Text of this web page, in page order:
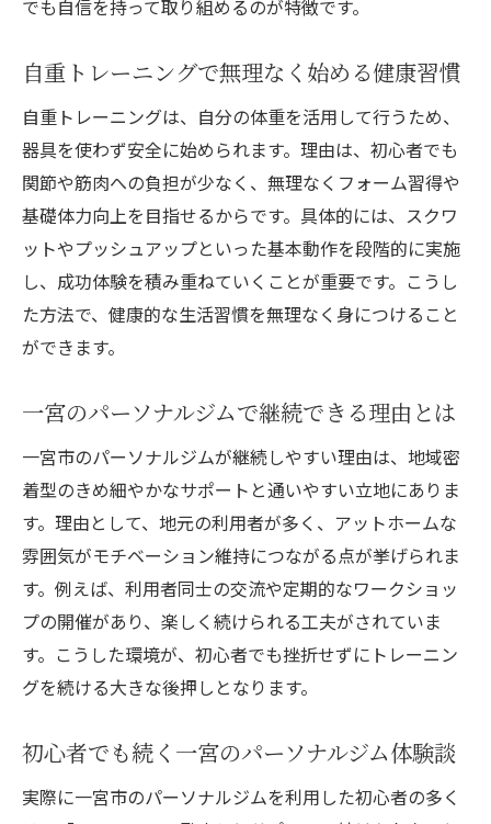
一宮市で手軽に通えるパーソナルジムの選
自分に合ったパーソナルジムプランの見つ
け方
自重トレーニング初心者でも安心な利用の
流れ
一宮のパーソナルジムで続けるコツを伝授
忙しい人でも始めやすいジム活用ポイント
都度払いも選べる自重トレーニングの魅力
パーソナルジムの都度払いなら気軽に始め
自重トレーニングの柔軟な支払い方法を紹
都度払いで安心して通えるパーソナルジム
の特徴
一宮で選べるパーソナルジムのメリットを
解説
都度払いジムが初めての方におすすめな理
由
自重トレーニングを無理なく続ける支払い
継続しやすいジム選びのポイントを解説
パーソナルジム選びで継続を重視するコツ
でも自信を持って取り組めるのが特徴です。
自重トレーニングで無理なく始める健康習慣
自重トレーニングは、自分の体重を活用して行うため、
器具を使わず安全に始められます。理由は、初心者でも
関節や筋肉への負担が少なく、無理なくフォーム習得や
基礎体力向上を目指せるからです。具体的には、スクワ
ットやプッシュアップといった基本動作を段階的に実施
し、成功体験を積み重ねていくことが重要です。こうし
た方法で、健康的な生活習慣を無理なく身につけること
ができます。
一宮のパーソナルジムで継続できる理由とは
一宮市のパーソナルジムが継続しやすい理由は、地域密
着型のきめ細やかなサポートと通いやすい立地にありま
す。理由として、地元の利用者が多く、アットホームな
雰囲気がモチベーション維持につながる点が挙げられま
す。例えば、利用者同士の交流や定期的なワークショッ
プの開催があり、楽しく続けられる工夫がされていま
す。こうした環境が、初心者でも挫折せずにトレーニン
グを続ける大きな後押しとなります。
初心者でも続く一宮のパーソナルジム体験談
実際に一宮市のパーソナルジムを利用した初心者の多く